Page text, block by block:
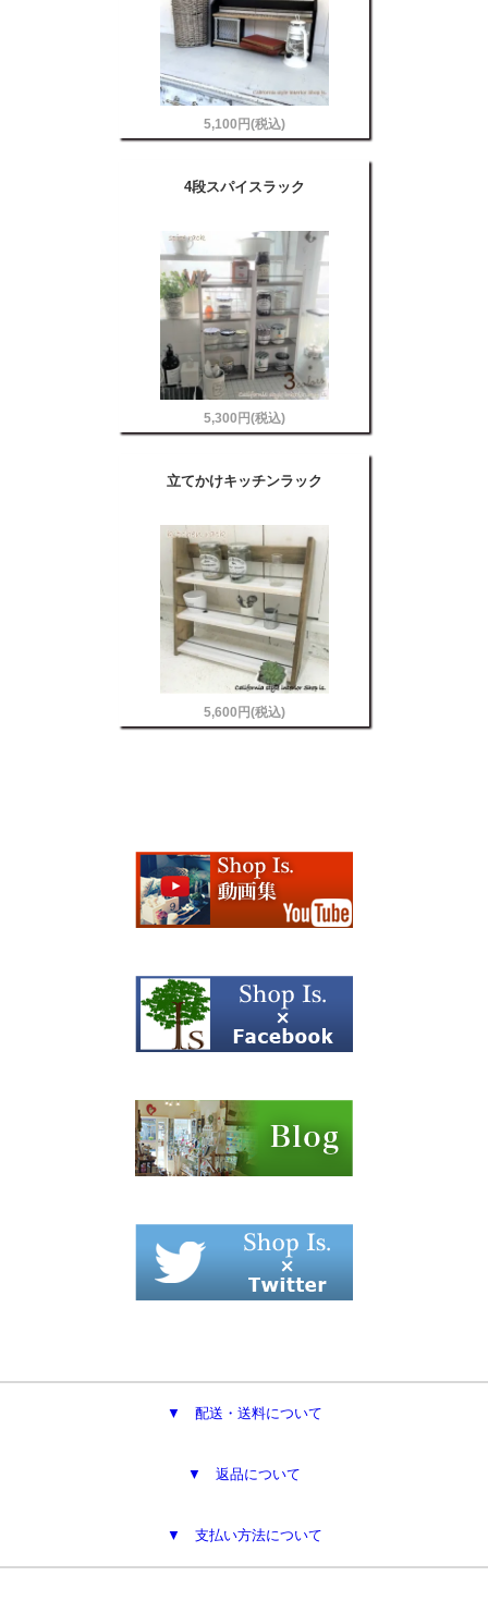
5,100円(税込)
4段スパイスラック
5,300円(税込)
立てかけキッチンラック
5,600円(税込)
▼ 配送・送料について
▼ 返品について
▼ 支払い方法について